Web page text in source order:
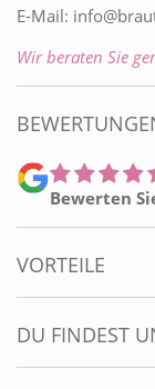
E-Mail:
Wir beraten Sie
Bewerten
VORTEILE
DU FINDEST